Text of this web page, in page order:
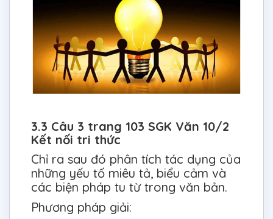
3.3 Câu 3 trang 103 SGK Văn 10/2
Kết nối tri thức
Chỉ ra sau đó phân tích tác dụng của
những yếu tố miêu tả, biểu cảm và
các biện pháp tu từ trong văn bản.
Phương pháp giải: